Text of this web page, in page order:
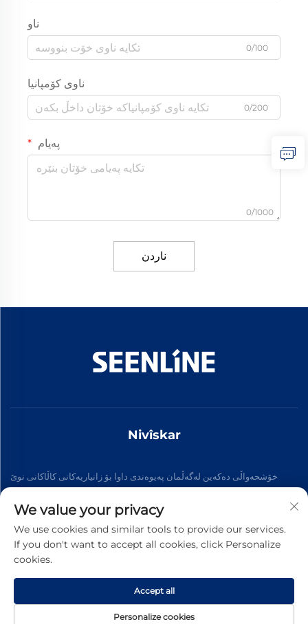
ناو
0/100
ناوی کۆمپانیا
0/200
پەیام
0/1000
ناردن
Nivîskar
خۆشحەواڵی دەکەین لەگەڵمان پەیوەندی داوا بۆ زانیاریەکانی کاڵاکانی نوێ
Abone bibe
مافەکان ژێر پاراستن دابراون. -
We value your privacy
We use cookies and similar tools to provide our services.
If you don't want to accept all cookies, click Personalize
cookies.
Personalize cookies
Accept all